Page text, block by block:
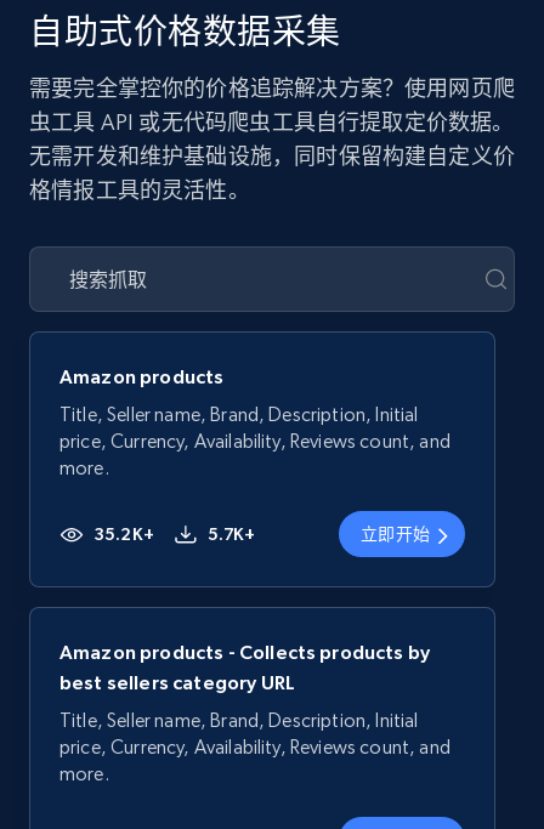
自助式价格数据采集
需要完全掌控你的价格追踪解决方案？使用网页爬
虫工具 API 或无代码爬虫工具自行提取定价数据。
无需开发和维护基础设施，同时保留构建自定义价
格情报工具的灵活性。
Amazon products
Title, Seller name, Brand, Description, Initial
price, Currency, Availability, Reviews count, and
more.
35.2K+ 5.7K+ 立即开始
Amazon products - Collects products by
best sellers category URL
Title, Seller name, Brand, Description, Initial
price, Currency, Availability, Reviews count, and
more.